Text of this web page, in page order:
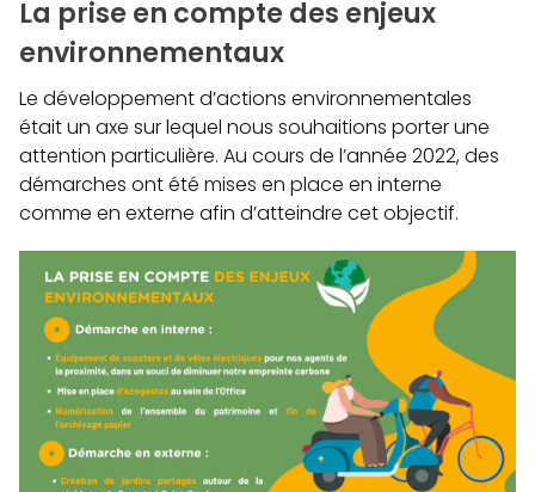
La prise en compte des enjeux
environnementaux
Le développement d’actions environnementales
était un axe sur lequel nous souhaitions porter une
attention particulière. Au cours de l’année 2022, des
démarches ont été mises en place en interne
comme en externe afin d’atteindre cet objectif.